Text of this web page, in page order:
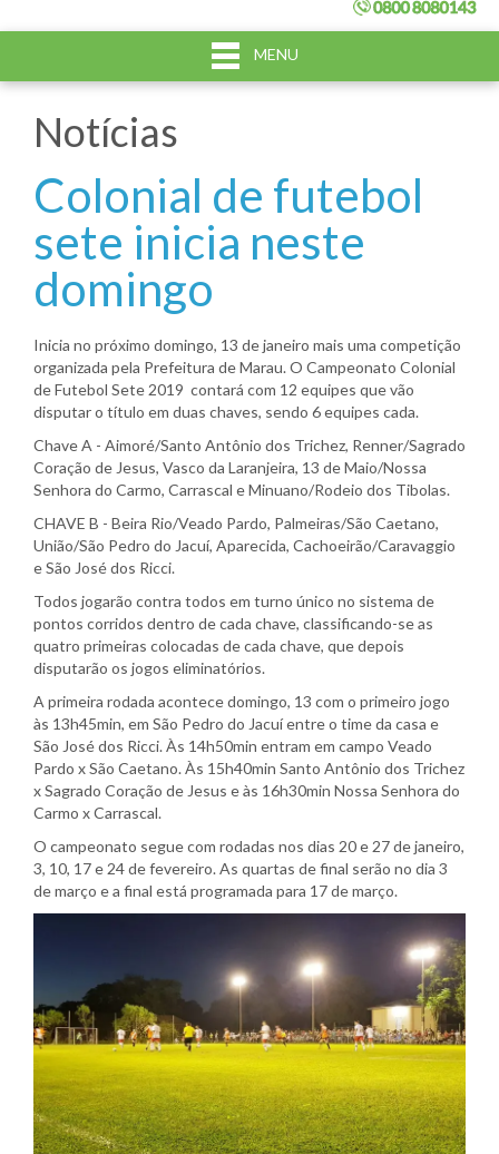
MENU
Notícias
Colonial de futebol
sete inicia neste
domingo
Inicia no próximo domingo, 13 de janeiro mais uma competição
organizada pela Prefeitura de Marau. O Campeonato Colonial
de Futebol Sete 2019 contará com 12 equipes que vão
disputar o título em duas chaves, sendo 6 equipes cada.
Chave A - Aimoré/Santo Antônio dos Trichez, Renner/Sagrado
Coração de Jesus, Vasco da Laranjeira, 13 de Maio/Nossa
Senhora do Carmo, Carrascal e Minuano/Rodeio dos Tibolas.
CHAVE B - Beira Rio/Veado Pardo, Palmeiras/São Caetano,
União/São Pedro do Jacuí, Aparecida, Cachoeirão/Caravaggio
e São José dos Ricci.
Todos jogarão contra todos em turno único no sistema de
pontos corridos dentro de cada chave, classificando-se as
quatro primeiras colocadas de cada chave, que depois
disputarão os jogos eliminatórios.
A primeira rodada acontece domingo, 13 com o primeiro jogo
às 13h45min, em São Pedro do Jacuí entre o time da casa e
São José dos Ricci. Às 14h50min entram em campo Veado
Pardo x São Caetano. Às 15h40min Santo Antônio dos Trichez
x Sagrado Coração de Jesus e às 16h30min Nossa Senhora do
Carmo x Carrascal.
O campeonato segue com rodadas nos dias 20 e 27 de janeiro,
3, 10, 17 e 24 de fevereiro. As quartas de final serão no dia 3
de março e a final está programada para 17 de março.